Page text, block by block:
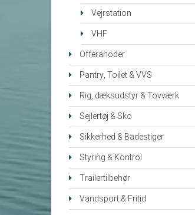
Vejrstation
VHF
Offeranoder
Pantry, Toilet & VVS
Rig, dæksudstyr & Tovværk
Sejlertøj & Sko
Sikkerhed & Badestiger
Styring & Kontrol
Trailertilbehør
Vandsport & Fritid